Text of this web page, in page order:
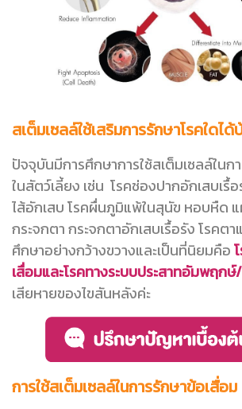
สเต็มเซลล์ใช้เสริมการรักษาโรคใดได้
ปัจจุบันมีการศึกษาการใช้สเต็มเซลล์ในก
ในสัตว์เลี้ยง เช่น โรคช่องปากอักเสบเรื้
ไส้อักเสบ โรคผื่นภูมิแพ้ในสุนัข หอบหืด
กระจกตา กระจกตาอักเสบเรื้อรัง โรคต
ศึกษาอย่างกว้างขวางและเป็นที่นิยมคือ
เสื่อมและโรคทางระบบประสาทอัมพฤก
เสียหายของไขสันหลังค่ะ
การใช้สเต็มเซลล์ในการรักษาข้อเสื่อม